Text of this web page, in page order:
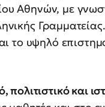
Αθηνών, με
το υψηλό
πολιτιστικό και